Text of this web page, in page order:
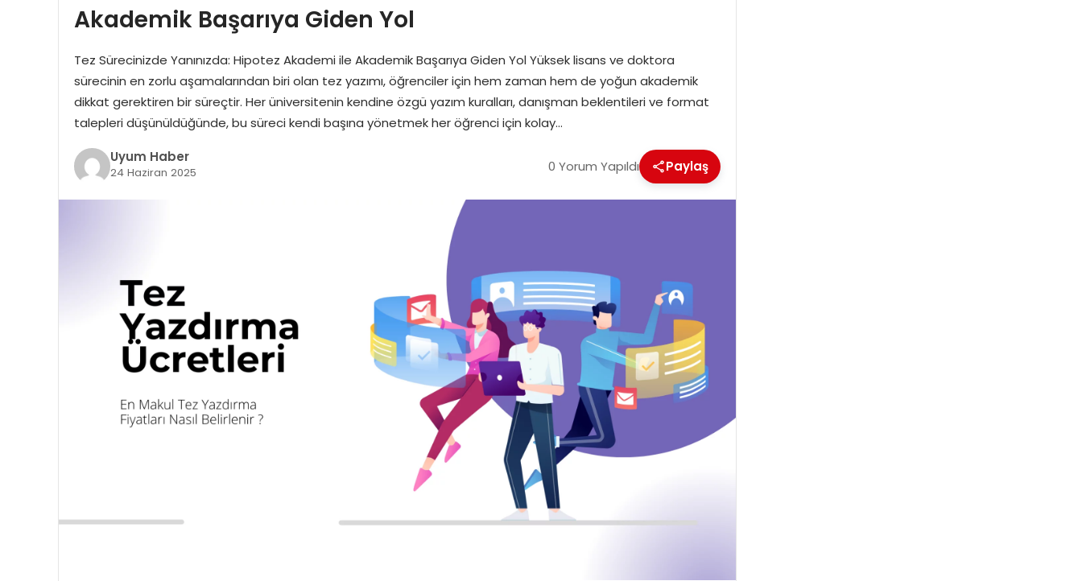
Akademik Başarıya Giden Yol
Tez Sürecinizde Yanınızda: Hipotez Akademi ile Akademik Başarıya Giden Yol Yüksek lisans ve doktora
sürecinin en zorlu aşamalarından biri olan tez yazımı, öğrenciler için hem zaman hem de yoğun akademik
dikkat gerektiren bir süreçtir. Her üniversitenin kendine özgü yazım kuralları, danışman beklentileri ve format
talepleri düşünüldüğünde, bu süreci kendi başına yönetmek her öğrenci için kolay…
Uyum Haber
24 Haziran 2025 0 Yorum Yapıldı Paylaş